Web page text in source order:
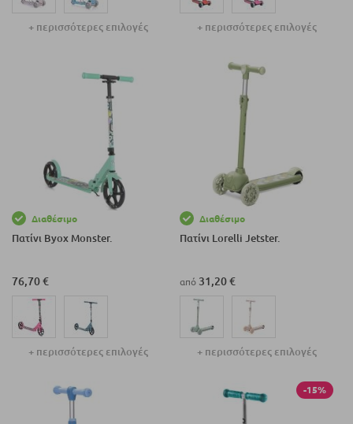
+ περισσότερες επιλογές + περισσότερες επιλογές
Διαθέσιμο
Πατίνι Byox Monster.
76,70 €
+ περισσότερες επιλογές
Διαθέσιμο
Πατίνι Lorelli Jetster.
από 31,20 €
+ περισσότερες επιλογές
-15%